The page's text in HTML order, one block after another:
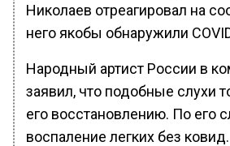
Николаев отреагировал на
него якобы обнаружили
Народный артист России в
заявил, что подобные слухи
его восстановлению. По его
воспаление легких без ковид.